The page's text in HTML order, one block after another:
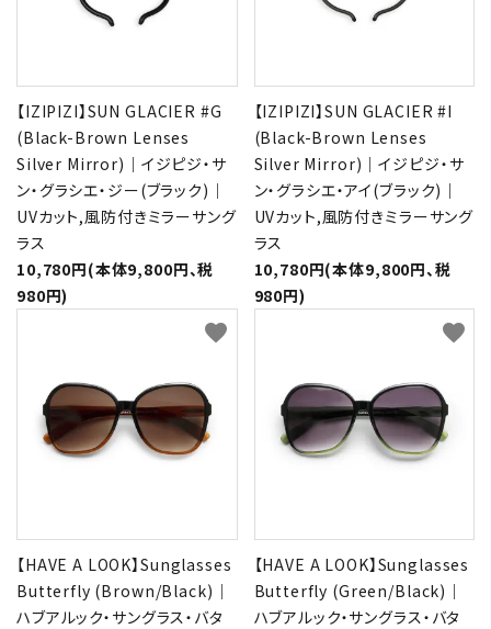
【IZIPIZI】SUN GLACIER #G
(Black-Brown Lenses
Silver Mirror)｜イジピジ・サ
ン・グラシエ・ジー(ブラック)｜
UVカット,風防付きミラーサング
ラス
10,780円(本体9,800円、税
980円)
【IZIPIZI】SUN GLACIER #I
(Black-Brown Lenses
Silver Mirror)｜イジピジ・サ
ン・グラシエ・アイ(ブラック)｜
UVカット,風防付きミラーサング
ラス
10,780円(本体9,800円、税
980円)
【HAVE A LOOK】Sunglasses
Butterfly (Brown/Black)｜
ハブアルック・サングラス・バタ
favorite
【HAVE A LOOK】Sunglasses
Butterfly (Green/Black)｜
ハブアルック・サングラス・バタ
favorite